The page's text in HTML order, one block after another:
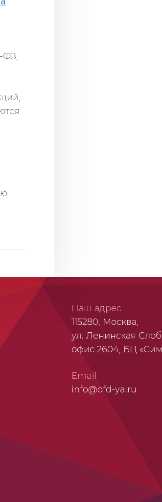
ФЗ,
Наш адрес
115280, Москва,
ул. Ленинская
офис 2604, БЦ
Email
info@ofd-ya.ru